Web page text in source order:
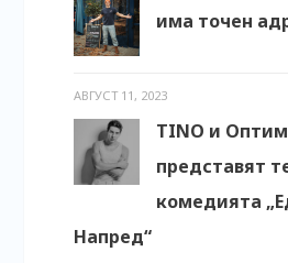
има точен
АВГУСТ 11, 2023
TINO и
представят
комедията
Напред“